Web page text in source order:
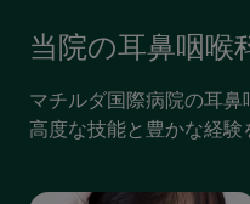
当院の耳鼻咽喉
マチルダ国際病院の耳
高度な技能と豊かな経験